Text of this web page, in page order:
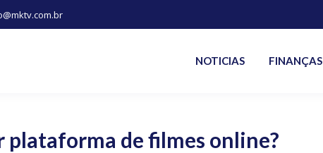
NOTICIAS FINANÇAS
plataforma de filmes online?